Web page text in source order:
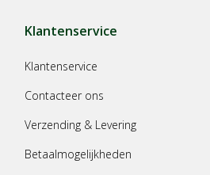
Klantenservice
Klantenservice
Contacteer ons
Verzending & Levering
Betaalmogelijkheden